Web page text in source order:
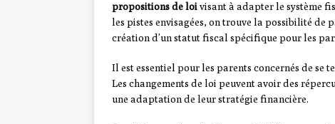
propositions de loivisant à adapter le système
les pistes envisagées, on trouve la possibilité
création d’un statut fiscal spécifique pour les
Il est essentiel pour les parents concernés de se
Les changements de loi peuvent avoir des
une adaptation de leur stratégie financière.